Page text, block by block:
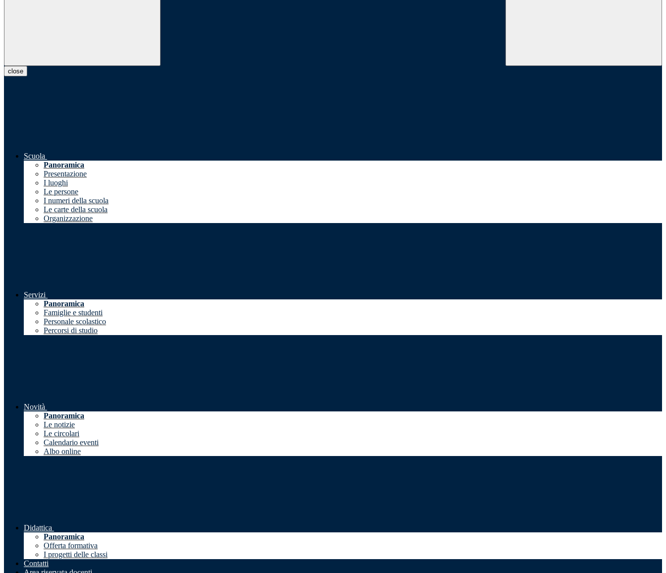
close
Scuola
Panoramica
Presentazione
I luoghi
Le persone
I numeri della scuola
Le carte della scuola
Organizzazione
Servizi
Panoramica
Famiglie e studenti
Personale scolastico
Percorsi di studio
Novità
Panoramica
Le notizie
Le circolari
Calendario eventi
Albo online
Didattica
Panoramica
Offerta formativa
I progetti delle classi
Contatti